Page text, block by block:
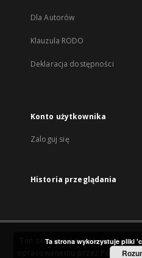
Dla Autorów
Klauzula RODO
Deklaracja dostępności
Konto użytkownika
Zaloguj się
Historia przeglądania
Ten serwis działa dzięki
Ta strona wykorzystuje pliki